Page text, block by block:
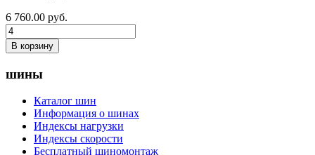
6 760.00 руб.
В корзину
шины
Каталог шин
Информация о шинах
Индексы нагрузки
Индексы скорости
Бесплатный шиномонтаж